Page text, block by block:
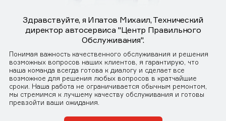
Здравствуйте, я Ипатов Михаил, Технический
директор автосервиса "Центр Правильного
Обслуживания".
Понимая важность качественного обслуживания и решения
возможных вопросов наших клиентов, я гарантирую, что
наша команда всегда готова к диалогу и сделает все
возможное для решения любых вопросов в кратчайшие
сроки. Наша работа не ограничивается обычным ремонтом,
мы стремимся к лучшему качеству обслуживания и готовы
превзойти ваши ожидания.